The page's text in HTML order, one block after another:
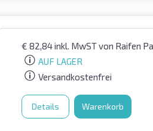
€ 82,84inkl. MwSTvon Raifen
AUF LAGER
Versandkostenfrei
Details Warenkorb